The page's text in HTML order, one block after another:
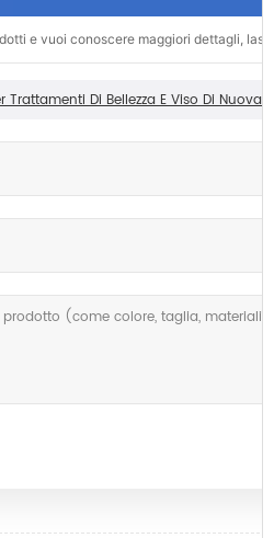
e vuoi conoscere maggiori dettagli,
Trattamenti Di Bellezza E Viso Di